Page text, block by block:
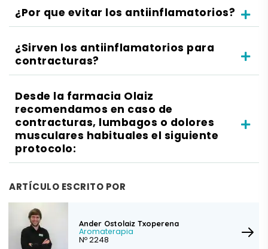
¿Por que evitar los antiinflamatorios?
¿Sirven los antiinflamatorios para
contracturas?
Desde la farmacia Olaiz
recomendamos en caso de
contracturas, lumbagos o dolores
musculares habituales el siguiente
protocolo:
ARTÍCULO ESCRITO POR
Ander Ostolaiz Txoperena
Aromaterapia
Nº 2248